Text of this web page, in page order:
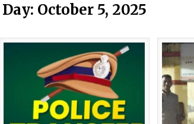
Day: October 5, 2025